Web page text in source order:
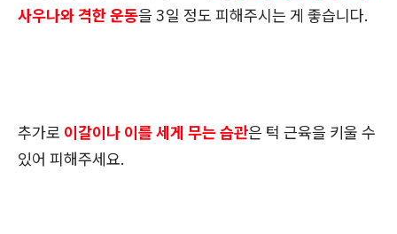
사우나와 격한 운동을 3일 정도 피해주시는 게 좋습니다.
추가로 이갈이나 이를 세게 무는 습관은 턱 근육을 키울 수
있어 피해주세요.